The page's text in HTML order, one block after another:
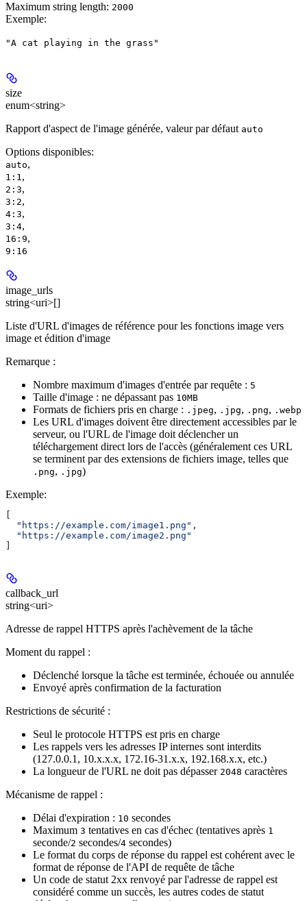
Maximum string length: 2000
Exemple:
"A cat playing in the grass"
size
enum<string>
Rapport d'aspect de l'image générée, valeur par défaut auto
Options disponibles:
auto,
1:1,
2:3,
3:2,
4:3,
3:4,
16:9,
9:16
image_urls
string<uri>[]
Liste d'URL d'images de référence pour les fonctions image vers
image et édition d'image
Remarque :
Nombre maximum d'images d'entrée par requête : 5
Taille d'image : ne dépassant pas 10MB
Formats de fichiers pris en charge : .jpeg, .jpg, .png, .webp
Les URL d'images doivent être directement accessibles par le
serveur, ou l'URL de l'image doit déclencher un
téléchargement direct lors de l'accès (généralement ces URL
se terminent par des extensions de fichiers image, telles que
.png, .jpg)
Exemple:
  "https://example.com/image1.png"
,
  "https://example.com/image2.png"
callback_url
string<uri>
Adresse de rappel HTTPS après l'achèvement de la tâche
Moment du rappel :
Déclenché lorsque la tâche est terminée, échouée ou annulée
Envoyé après confirmation de la facturation
Restrictions de sécurité :
Seul le protocole HTTPS est pris en charge
Les rappels vers les adresses IP internes sont interdits
(127.0.0.1, 10.x.x.x, 172.16-31.x.x, 192.168.x.x, etc.)
La longueur de l'URL ne doit pas dépasser 2048 caractères
Mécanisme de rappel :
Délai d'expiration : 10 secondes
Maximum 3 tentatives en cas d'échec (tentatives après 1
seconde/2 secondes/4 secondes)
Le format du corps de réponse du rappel est cohérent avec le
format de réponse de l'API de requête de tâche
Un code de statut 2xx renvoyé par l'adresse de rappel est
considéré comme un succès, les autres codes de statut